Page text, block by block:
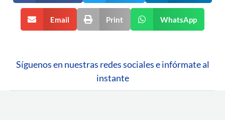
Email Print WhatsApp
Síguenos en nuestras redes sociales e infórmate al
instante